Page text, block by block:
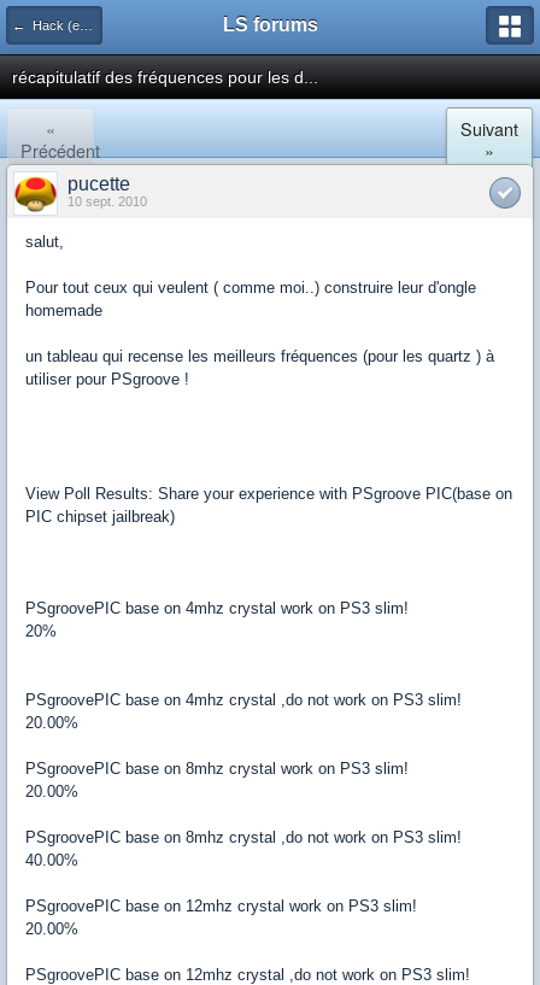
← Hack (exploits, homebrews...) LS forums
récapitulatif des fréquences pour les d...
«
Précédent
Suivant
»
pucette
10 sept. 2010
salut,
Pour tout ceux qui veulent ( comme moi..) construire leur d'ongle
homemade
un tableau qui recense les meilleurs fréquences (pour les quartz ) à
utiliser pour PSgroove !
View Poll Results: Share your experience with PSgroove PIC(base on
PIC chipset jailbreak)
PSgroovePIC base on 4mhz crystal work on PS3 slim!
20%
PSgroovePIC base on 4mhz crystal ,do not work on PS3 slim!
20.00%
PSgroovePIC base on 8mhz crystal work on PS3 slim!
20.00%
PSgroovePIC base on 8mhz crystal ,do not work on PS3 slim!
40.00%
PSgroovePIC base on 12mhz crystal work on PS3 slim!
20.00%
PSgroovePIC base on 12mhz crystal ,do not work on PS3 slim!